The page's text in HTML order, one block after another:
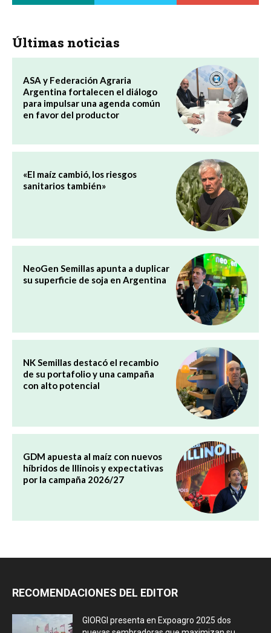
Últimas noticias
ASA y Federación Agraria
Argentina fortalecen el diálogo
para impulsar una agenda común
en favor del productor
«El maíz cambió, los riesgos
sanitarios también»
NeoGen Semillas apunta a duplicar
su superficie de soja en Argentina
NK Semillas destacó el recambio
de su portafolio y una campaña
con alto potencial
GDM apuesta al maíz con nuevos
híbridos de Illinois y expectativas
por la campaña 2026/27
RECOMENDACIONES DEL EDITOR
GIORGI presenta en Expoagro 2025 dos